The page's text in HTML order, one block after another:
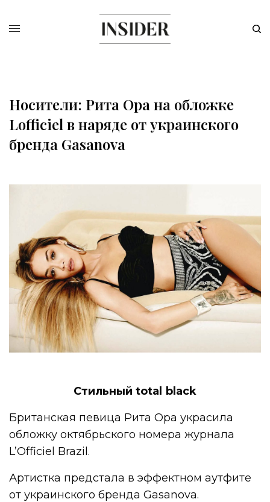
Носители: Рита Ора на обложке
Lofficiel в наряде от украинского
бренда Gasanova
Стильный total black
Британская певица Рита Ора украсила
обложку октябрьского номера журнала
L’Officiel Brazil.
Артистка предстала в эффектном аутфите
от украинского бренда Gasanova.